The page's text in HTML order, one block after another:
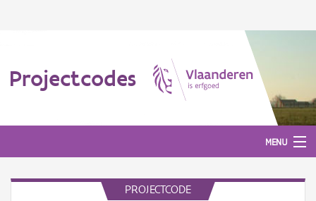
Projectcodes
MENU
PROJECTCODE